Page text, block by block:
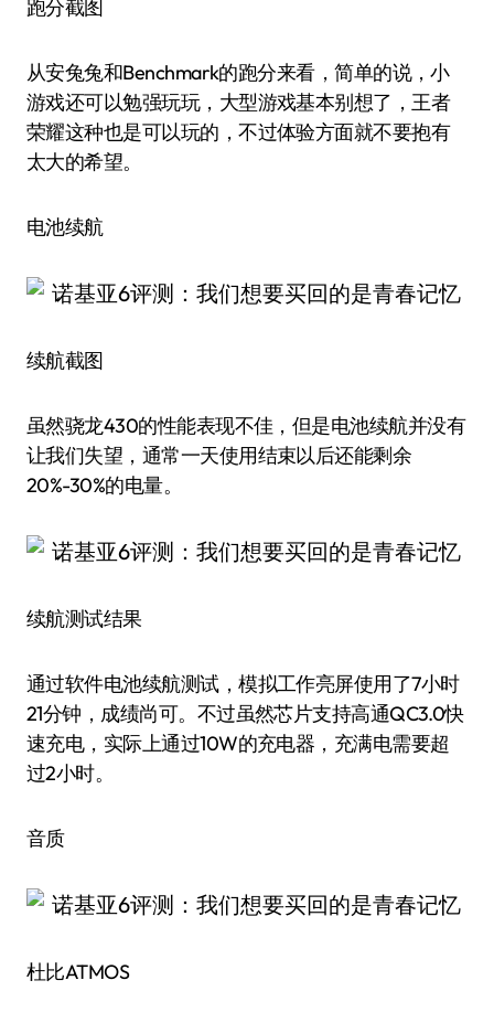
跑分截图
从安兔兔和Benchmark的跑分来看，简单的说，小
游戏还可以勉强玩玩，大型游戏基本别想了，王者
荣耀这种也是可以玩的，不过体验方面就不要抱有
太大的希望。
电池续航
续航截图
虽然骁龙430的性能表现不佳，但是电池续航并没有
让我们失望，通常一天使用结束以后还能剩余
20%-30%的电量。
续航测试结果
通过软件电池续航测试，模拟工作亮屏使用了7小时
21分钟，成绩尚可。不过虽然芯片支持高通QC3.0快
速充电，实际上通过10W的充电器，充满电需要超
过2小时。
音质
杜比ATMOS